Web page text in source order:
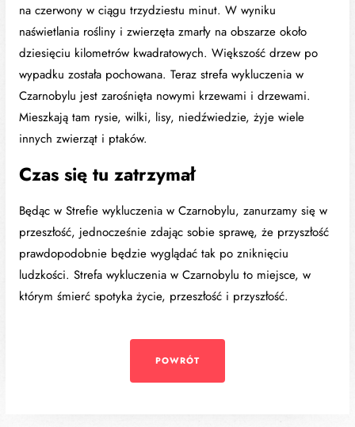
na czerwony w ciągu trzydziestu minut. W wyniku
naświetlania rośliny i zwierzęta zmarły na obszarze około
dziesięciu kilometrów kwadratowych. Większość drzew po
wypadku została pochowana. Teraz strefa wykluczenia w
Czarnobylu jest zarośnięta nowymi krzewami i drzewami.
Mieszkają tam rysie, wilki, lisy, niedźwiedzie, żyje wiele
innych zwierząt i ptaków.
Czas się tu zatrzymał
Będąc w Strefie wykluczenia w Czarnobylu, zanurzamy się w
przeszłość, jednocześnie zdając sobie sprawę, że przyszłość
prawdopodobnie będzie wyglądać tak po zniknięciu
ludzkości. Strefa wykluczenia w Czarnobylu to miejsce, w
którym śmierć spotyka życie, przeszłość i przyszłość.
POWRÓT